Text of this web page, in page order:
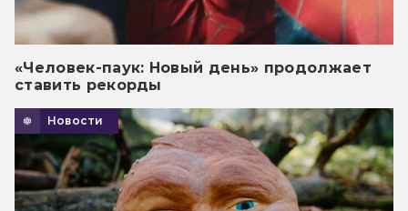
«Человек-паук: Новый день» продолжает
ставить рекорды
Новости